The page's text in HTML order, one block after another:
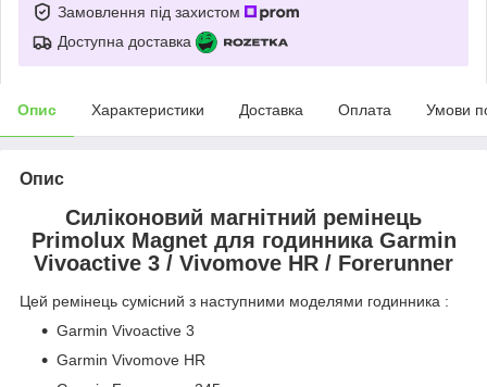
Замовлення під захистом
Доступна доставка
Опис Характеристики Доставка Оплата Умови
Опис
Силіконовий магнітний ремінець
Primolux Magnet для годинника Garmin
Vivoactive 3 / Vivomove HR / Forerunner
Цей ремінець сумісний з наступними моделями годинника :
Garmin Vivoactive 3
Garmin Vivomove HR